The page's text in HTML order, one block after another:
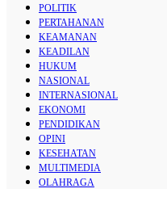
POLITIK
PERTAHANAN
KEAMANAN
KEADILAN
HUKUM
NASIONAL
INTERNASIONAL
EKONOMI
PENDIDIKAN
OPINI
KESEHATAN
MULTIMEDIA
OLAHRAGA